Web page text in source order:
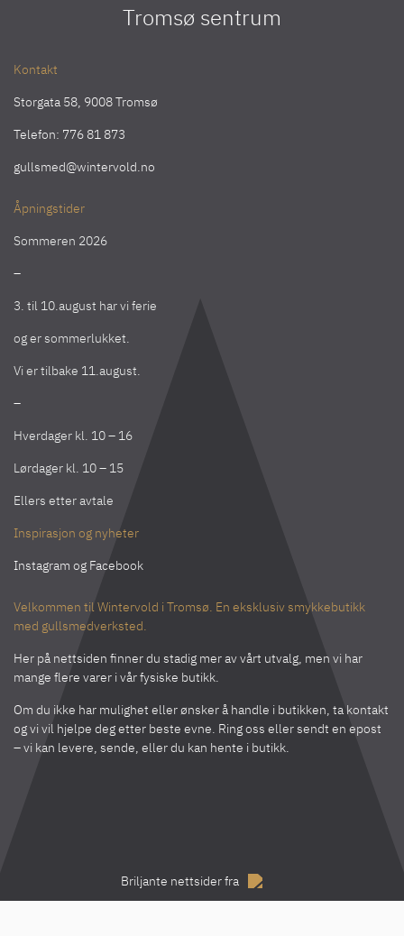
Tromsø sentrum
Kontakt
Storgata 58, 9008 Tromsø
Telefon: 776 81 873
gullsmed@wintervold.no
Åpningstider
Sommeren 2026
–
3. til 10.august har vi ferie
og er sommerlukket.
Vi er tilbake 11.august.
–
Hverdager kl. 10 – 16
Lørdager kl. 10 – 15
Ellers etter avtale
Inspirasjon og nyheter
Instagram og Facebook
Velkommen til Wintervold i Tromsø. En eksklusiv smykkebutikk
med gullsmedverksted.
Her på nettsiden finner du stadig mer av vårt utvalg, men vi har
mange flere varer i vår fysiske butikk.
Om du ikke har mulighet eller ønsker å handle i butikken, ta kontakt
og vi vil hjelpe deg etter beste evne. Ring oss eller sendt en epost
– vi kan levere, sende, eller du kan hente i butikk.
Briljante nettsider fra